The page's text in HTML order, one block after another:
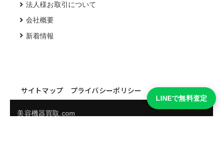
法人様お取引について
会社概要
新着情報
サイトマップ プライバシーポリシー
美容機器買取.com
LINEで無料査定